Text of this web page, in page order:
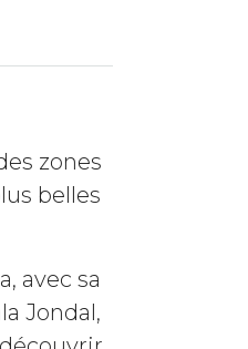
zones
belles
avec sa
Jondal,